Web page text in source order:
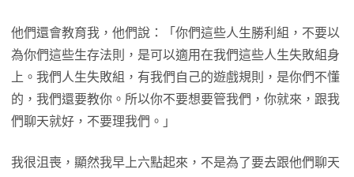
他們還會教育我，他們說：「你們這些人生勝利組，不要以
為你們這些生存法則，是可以適用在我們這些人生失敗組身
上。我們人生失敗組，有我們自己的遊戲規則，是你們不懂
的，我們還要教你。所以你不要想要管我們，你就來，跟我
們聊天就好，不要理我們。」
我很沮喪，顯然我早上六點起來，不是為了要去跟他們聊天